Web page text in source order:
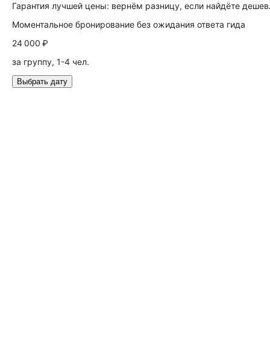
Гарантия лучшей цены: вернём разницу, если найдёте
Моментальное бронирование без ожидания ответа гида
24 000 ₽
за группу, 1-4 чел.
Выбрать дату